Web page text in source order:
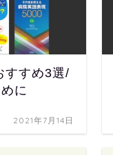
すすめ3選/
に
2021年7月14日